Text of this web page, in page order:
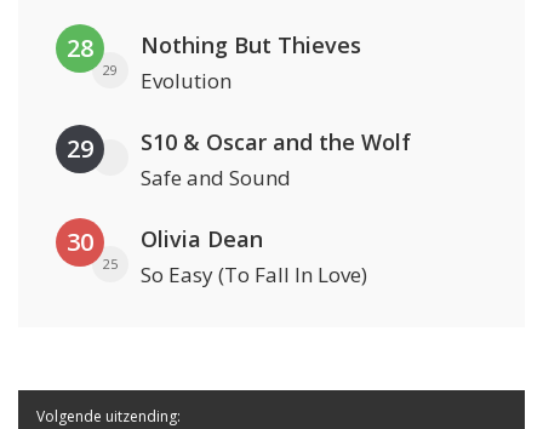
28
29
Nothing But Thieves
Evolution
29 S10 & Oscar and the Wolf
Safe and Sound
30
25
Olivia Dean
So Easy (To Fall In Love)
Volgende uitzending: